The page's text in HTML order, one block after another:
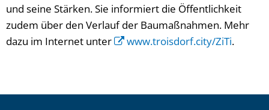
und seine Stärken. Sie informiert die Öffentlichkeit
zudem über den Verlauf der Baumaßnahmen. Mehr
dazu im Internet unter
www.troisdorf.city/ZiTi.